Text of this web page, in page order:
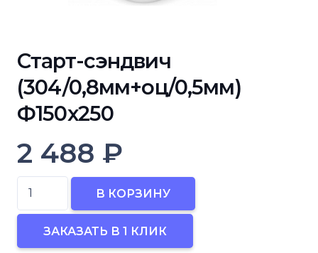
Старт-сэндвич
(304/0,8мм+оц/0,5мм)
Ф150х250
2 488 ₽
Количество
Старт-
сэндвич
В КОРЗИНУ
ЗАКАЗАТЬ В 1 КЛИК